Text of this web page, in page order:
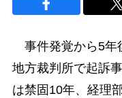
事件発覚から5年
地方裁判所で起訴
は禁固10年、経理